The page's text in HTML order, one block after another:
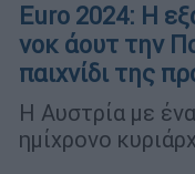
Euro 2024: Η
νοκ άουτ την
παιχνίδι της
Η Αυστρία με
ημίχρονο